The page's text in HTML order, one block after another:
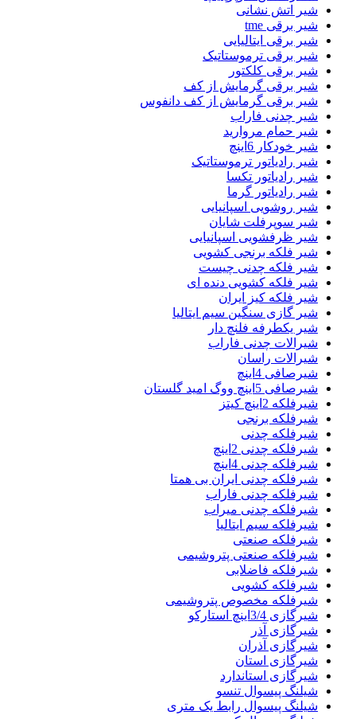
شیر اتش نشانی
شیر برقی tme
شیر برقی ایتالیایی
شیر برقی ترموستاتیک
شیر برقی کلکتور
شیر برقی گرمایش از کف
شیر برقی گرمایش از کف دانفوس
شیر چدنی فاراب
شیر حمام مروارید
شیر خودکار 6اینچ
شیر رادیاتور ترموستاتیک
شیر رادیاتور تکسا
شیر رادیاتور گرما
شیر روشویی اسپانیایی
شیر سوپرفلت شایان
شیر ظرفشویی اسپانیایی
شیر فلکه برنجی کشویی
شیر فلکه چدنی چیست
شیر فلکه کشویی دنده ای
شیر فلکه کیز ایران
شیر گازی سنگین سیم ایتالیا
شیر یکطرفه فلنچ دار
شیرالات چدنی فاراب
شیرالات راسان
شیرصافی 4اینچ
شیرصافی 5اینچ ووگ امید گلستان
شیرفلکه 2اینچ کیتز
شیرفلکه برنجی
شیرفلکه چدنی
شیرفلکه چدنی 2اینچ
شیرفلکه چدنی 4اینچ
شیرفلکه چدنی ایران بی همتا
شیرفلکه چدنی فاراب
شیرفلکه چدنی میراب
شیرفلکه سیم ایتالیا
شیرفلکه صنعتی
شیرفلکه صنعتی پتروشیمی
شیرفلکه فاضلابی
شیرفلکه کشویی
شیرفلکه مخصوص پتروشیمی
شیرگازی 3/4اینچ استارکو
شیرگازی آذر
شیرگازی آذران
شیرگازی استان
شیرگازی استاندارد
شیلنگ پیسوال تنسو
شیلنگ پیسوال رابط یک متری